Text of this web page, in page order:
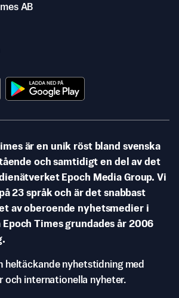
AB
är en unik röst bland svenska
och samtidigt en del av det
Epoch Media Group. Vi
23 språk och är det snabbast
av oberoende nyhetsmedier i
Times grundades år 2006
heltäckande nyhetstidning med
och internationella nyheter.